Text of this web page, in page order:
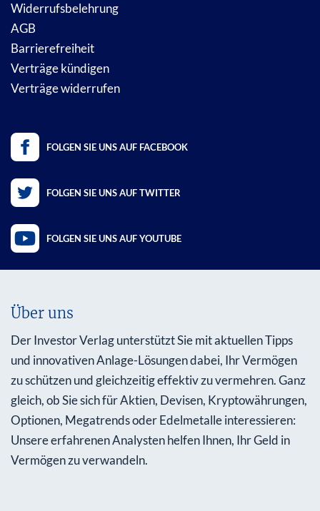
Widerrufsbelehrung
AGB
Barrierefreiheit
Verträge kündigen
Verträge widerrufen
FOLGEN SIE UNS AUF FACEBOOK
FOLGEN SIE UNS AUF TWITTER
FOLGEN SIE UNS AUF YOUTUBE
Über uns
Der Investor Verlag unterstützt Sie mit aktuellen Tipps
und innovativen Anlage-Lösungen dabei, Ihr Vermögen
zu schützen und gleichzeitig effektiv zu vermehren. Ganz
gleich, ob Sie sich für Aktien, Devisen, Kryptowährungen,
Optionen, Megatrends oder Edelmetalle interessieren:
Unsere erfahrenen Analysten helfen Ihnen, Ihr Geld in
Vermögen zu verwandeln.